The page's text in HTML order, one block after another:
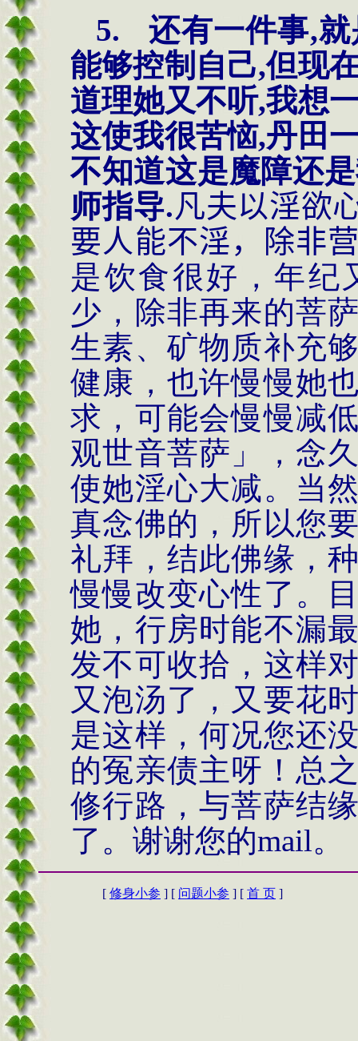
5.
还有一件事,
能够控制自己,但现
道理她又不听,我想
这使我很苦恼,丹田
不知道这是魔障还
师指导.凡夫以淫欲
要人能不淫，除非
是饮食很好，年纪
少，除非再来的菩
生素、矿物质补充
健康，也许慢慢她
求，可能会慢慢减
观世音菩萨」，念
使她淫心大减。当
真念佛的，所以您
礼拜，结此佛缘，
慢慢改变心性了。
她，行房时能不漏
发不可收拾，这样
又泡汤了，又要花
是这样，何况您还
的冤亲债主呀！总
修行路，与菩萨结
了。谢谢您的mail。
[ 修身小参 ] [ 问题小参 ] [ 首 页 ]